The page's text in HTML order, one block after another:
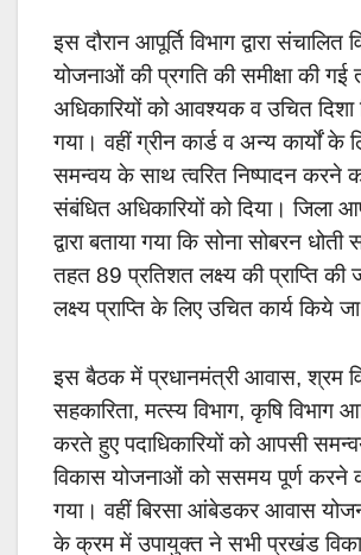
इस दौरान आपूर्ति विभाग द्वारा संचालित
योजनाओं की प्रगति की समीक्षा की गई
अधिकारियों को आवश्यक व उचित दिशा
गया। वहीं ग्रीन कार्ड व अन्य कार्यों के
समन्वय के साथ त्वरित निष्पादन करने
संबंधित अधिकारियों को दिया। जिला
द्वारा बताया गया कि सोना सोबरन
तहत 89 प्रतिशत लक्ष्य की प्राप्ति की
लक्ष्य प्राप्ति के लिए उचित कार्य किये
इस बैठक में प्रधानमंत्री आवास, श्रम
सहकारिता, मत्स्य विभाग, कृषि विभाग
करते हुए पदाधिकारियों को आपसी
विकास योजनाओं को ससमय पूर्ण करने
गया।वहीं बिरसा आंबेडकर आवास
के क्रम में उपायुक्त ने सभी प्रखंड